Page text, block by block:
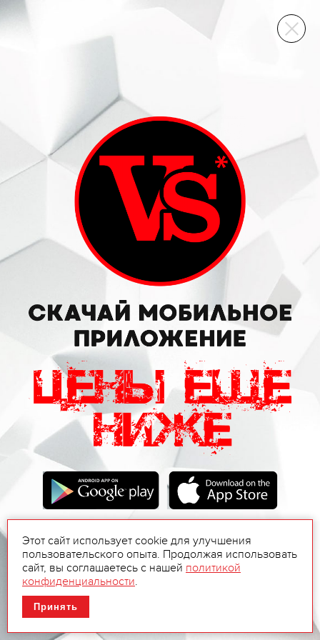
ВИННЫЙ СКЛАД
Этот сайт использует cookie для улучшения
пользовательского опыта. Продолжая использовать
сайт, вы соглашаетесь с нашей политикой
конфиденциальности.
Принять